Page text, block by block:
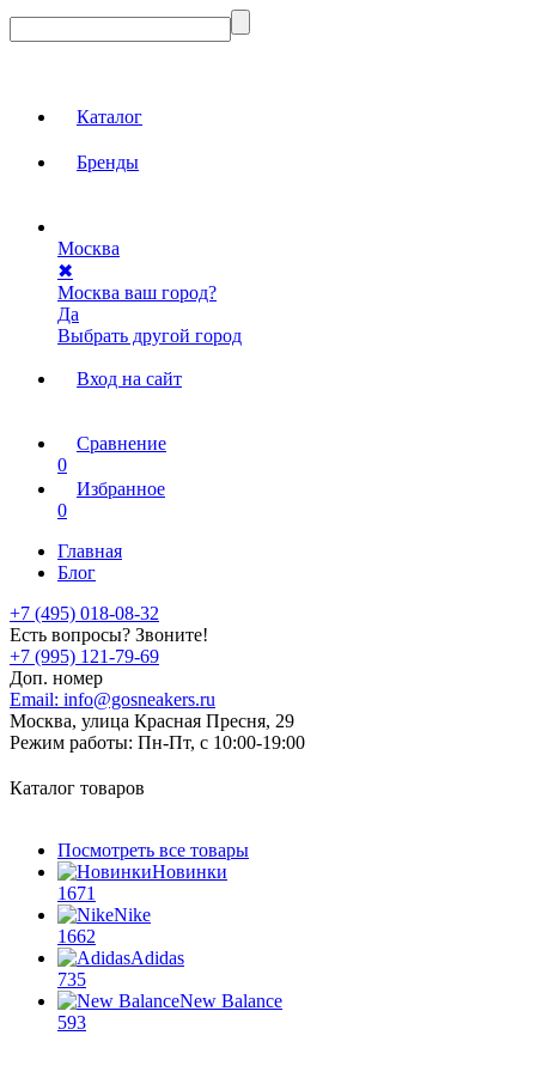
Каталог
Бренды
Москва
✖
Москва ваш город?
Да
Выбрать другой город
Вход на сайт
Сравнение
0
Избранное
0
Главная
Блог
+7 (495) 018-08-32
Есть вопросы? Звоните!
+7 (995) 121-79-69
Доп. номер
Email: info@gosneakers.ru
Москва, улица Красная Пресня, 29
Режим работы: Пн-Пт, с 10:00-19:00
Каталог товаров
Посмотреть все товары
Новинки
1671
Nike
1662
Adidas
735
New Balance
593